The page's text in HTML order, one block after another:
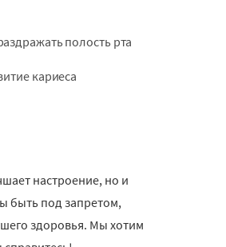
полость рта
кариеса
настроение, но и
быть под запретом,
здоровья. Мы хотим